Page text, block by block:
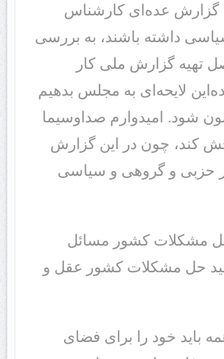
گزارش عده‌ای کارشناس
داشته باشند، به بررسی
تهیه گزارش ملی کار
لایحه‌ای به مجلس بدهیم
شود. امیدوارم صداوسیما
کند، چون در این گزارش
حزبی و گروهی و سیاسی
مشکلات کشور مسائل
حل مشکلات کشور عقل و
باید خود را برای فضای